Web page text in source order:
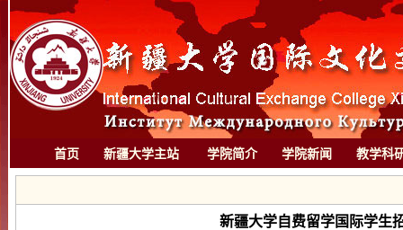
首页 新疆大学主站 学院简介 学院新闻 教学科
新疆大学自费留学国际学生